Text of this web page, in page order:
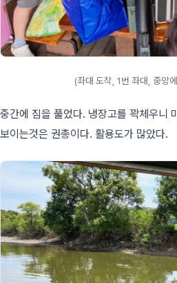
(좌대 도착, 1번 좌대, 중앙
중간에 짐을 풀었다. 냉장고를 꽉체우니
보이는것은 권총이다. 활용도가 많았다.